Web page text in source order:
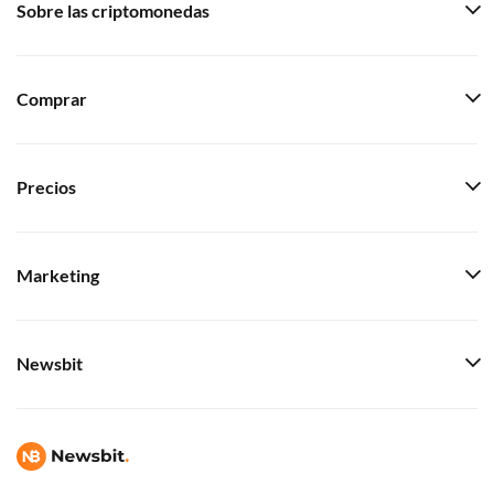
Sobre las criptomonedas
Comprar
Precios
Marketing
Newsbit